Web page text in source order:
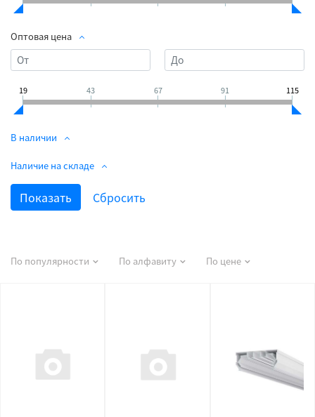
Оптовая цена
19 43 67 91 115
В наличии
Наличие на складе
По популярности По алфавиту По цене